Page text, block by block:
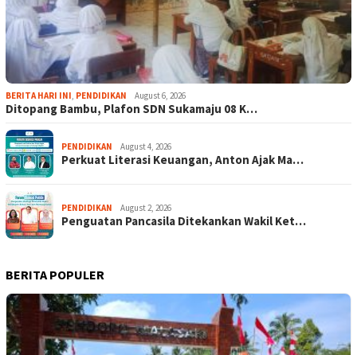
BERITA HARI INI, PENDIDIKAN August 6, 2026
Ditopang Bambu, Plafon SDN Sukamaju 08 K…
PENDIDIKAN August 4, 2026
Perkuat Literasi Keuangan, Anton Ajak Ma…
PENDIDIKAN August 2, 2026
Penguatan Pancasila Ditekankan Wakil Ket…
BERITA POPULER